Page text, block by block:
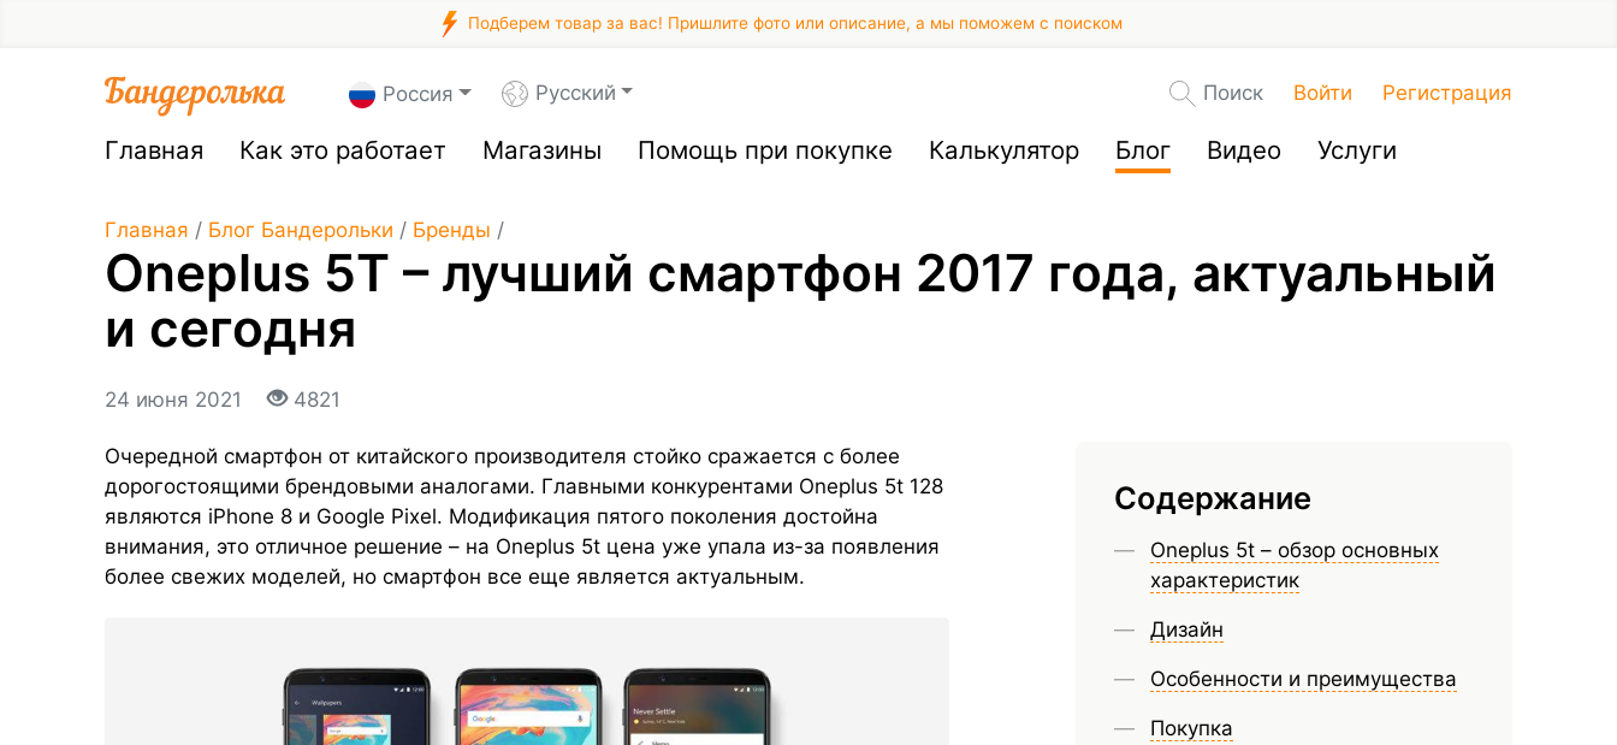
Подберем товар за вас! Пришлите фото или описание, а мы поможем с поиском
Россия Русский Поиск Войти Регистрация
Главная Как это работает Магазины Помощь при покупке Калькулятор Блог Видео Услуги
Главная / Блог Бандерольки / Бренды /
Oneplus 5T – лучший смартфон 2017 года, актуальный
и сегодня
24 июня 2021 4821
Содержание
Oneplus 5t – обзор основных
характеристик
Дизайн
Особенности и преимущества
Покупка
Очередной смартфон от китайского производителя стойко сражается с более
дорогостоящими брендовыми аналогами. Главными конкурентами Oneplus 5t 128
являются iPhone 8 и Google Pixel. Модификация пятого поколения достойна
внимания, это отличное решение – на Oneplus 5t цена уже упала из-за появления
более свежих моделей, но смартфон все еще является актуальным.